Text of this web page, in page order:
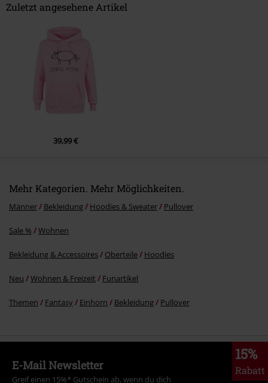
Kommentar jetzt abschicken!
Zuletzt angesehene Artikel
39,99 €
Mehr Kategorien. Mehr Möglichkeiten.
Männer Bekleidung Hoodies & Sweater Pullover
Sale % Wohnen
Bekleidung & Accessoires Oberteile Hoodies
Neu Wohnen & Freizeit Funartikel
Themen Fantasy Einhorn Bekleidung Pullover
15%
Rabatt
E-Mail Newsletter
Greif einen 15%* Gutschein ab, wenn du dich